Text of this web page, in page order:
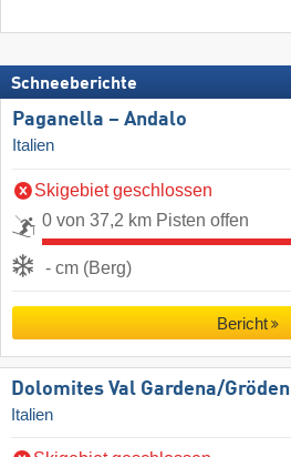
Schneeberichte
Paganella – Andalo
Italien
Skigebiet geschlossen
0 von 37,2 km Pisten offen
- cm (Berg)
Bericht
Dolomites Val Gardena/​Gröden
Italien